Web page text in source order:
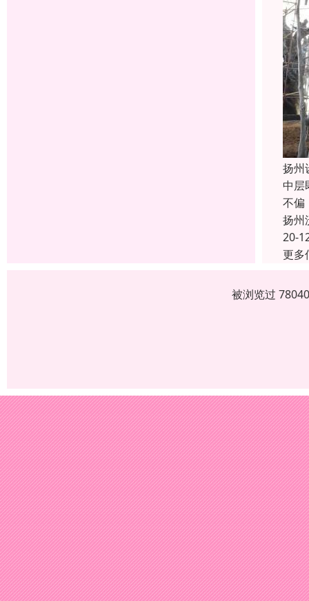
扬州
中层
不偏
扬州
20-
更多
被浏览过